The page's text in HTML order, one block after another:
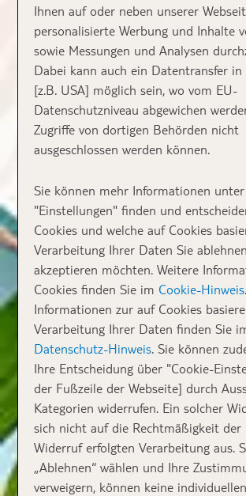
Ihnen auf oder neben unserer
personalisierte Werbung und Inhalte
sowie Messungen und Analysen
Dabei kann auch ein Datentransfer
[z.B. USA] möglich sein, wo vom EU-
Datenschutzniveau abgewichen
Zugriffe von dortigen Behörden nicht
ausgeschlossen werden können.
Sie können mehr Informationen unter
"Einstellungen" finden und
Cookies und welche auf Cookies
Verarbeitung Ihrer Daten Sie
akzeptieren möchten. Weitere
Cookies finden Sie im Cookie-Hinweis
Informationen zur auf Cookies
Verarbeitung Ihrer Daten finden Sie
Datenschutz-Hinweis. Sie können
Ihre Entscheidung über "Cookie-
der Fußzeile der Webseite] durch
Kategorien widerrufen. Ein solcher
sich nicht auf die Rechtmäßigkeit der
Widerruf erfolgten Verarbeitung aus.
„Ablehnen“ wählen und Ihre
verweigern, können keine